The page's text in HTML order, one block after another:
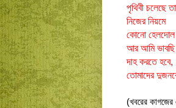
পৃথিবী চলেছে
নিজের নিয়মে
কোনো হেলদোল
আর আমি ভাবছি
দাহ করতে হবে,
তোমাদের
(খবরের কাগজের